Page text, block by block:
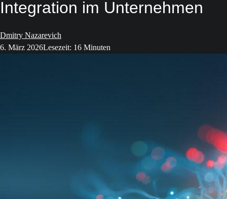
Integration im Unternehmen
Dmitry Nazarevich
6. März 2026Lesezeit: 16 Minuten